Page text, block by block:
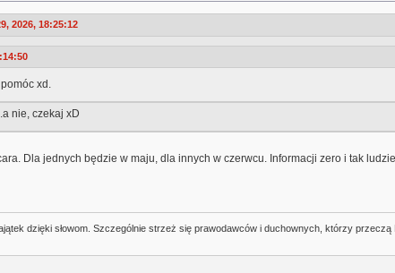
2026, 18:25:12
xd.
nie, czekaj xD
Dla jednych będzie w maju, dla innych w czerwcu. Informacji zero i tak
dzięki słowom. Szczególnie strzeż się prawodawców i duchownych, którzy przeczą